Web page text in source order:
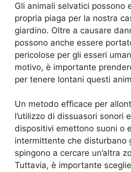
Gli animali selvatici possono
propria piaga per la nostra
giardino. Oltre a causare
possono anche essere
pericolose per gli esseri
motivo, è importante
per tenere lontani questi
Un metodo efficace per
l’utilizzo di dissuasori sonori
dispositivi emettono suoni o
intermittente che disturbano
spingono a cercare un’altra
Tuttavia, è importante